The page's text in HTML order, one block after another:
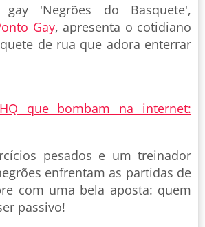
'Negrões do Basquete',
Gay, apresenta o cotidiano
de rua que adora enterrar
que bombam na internet:
pesados e um treinador
enfrentam as partidas de
com uma bela aposta: quem
passivo!